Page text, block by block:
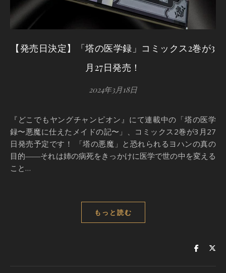
【発売日決定】「塔の医学録」コミックス2巻が3
月27日発売！
2024年3月18日
『どこでもヤングチャンピオン』にて連載中の「塔の医学
録〜悪魔に仕えたメイドの記〜」、コミックス2巻が3月27
日発売予定です！ 「塔の悪魔」と恐れられるヨハンの真の
目的――それは姉の病死をきっかけに医学で世の中を変える
こと…
もっと読む